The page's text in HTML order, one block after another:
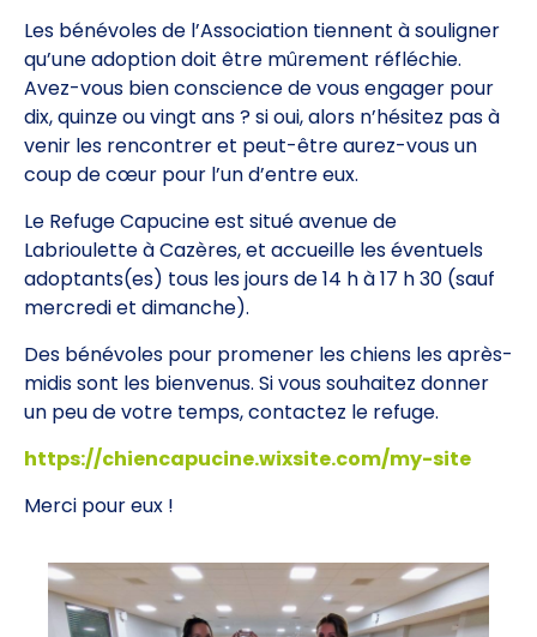
Les bénévoles de l’Association tiennent à souligner
qu’une adoption doit être mûrement réfléchie.
Avez-vous bien conscience de vous engager pour
dix, quinze ou vingt ans ? si oui, alors n’hésitez pas à
venir les rencontrer et peut-être aurez-vous un
coup de cœur pour l’un d’entre eux.
Le Refuge Capucine est situé avenue de
Labrioulette à Cazères, et accueille les éventuels
adoptants(es) tous les jours de 14 h à 17 h 30 (sauf
mercredi et dimanche).
Des bénévoles pour promener les chiens les après-
midis sont les bienvenus. Si vous souhaitez donner
un peu de votre temps, contactez le refuge.
https://chiencapucine.wixsite.com/my-site
Merci pour eux !